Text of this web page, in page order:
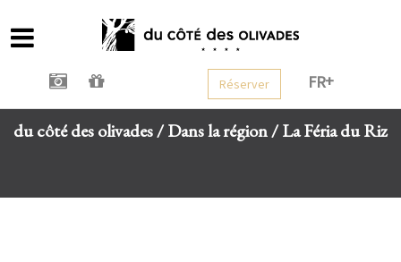
Réserver FR
du côté des olivades/Dans la région/La Féria du Riz